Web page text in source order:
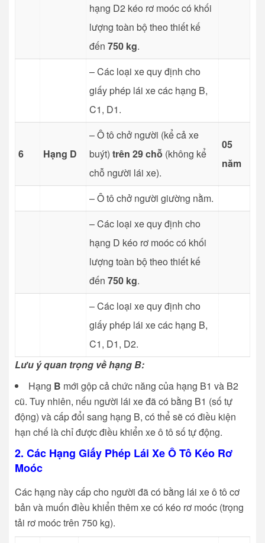
hạng D2 kéo rơ moóc có khối
lượng toàn bộ theo thiết kế
đến 750 kg.
– Các loại xe quy định cho
giấy phép lái xe các hạng B,
C1, D1.
6 Hạng D
– Ô tô chở người (kể cả xe
buýt) trên 29 chỗ (không kể
chỗ người lái xe).
05
năm
– Ô tô chở người giường nằm.
– Các loại xe quy định cho
hạng D kéo rơ moóc có khối
lượng toàn bộ theo thiết kế
đến 750 kg.
– Các loại xe quy định cho
giấy phép lái xe các hạng B,
C1, D1, D2.
Lưu ý quan trọng về hạng B:
Hạng B mới gộp cả chức năng của hạng B1 và B2
cũ. Tuy nhiên, nếu người lái xe đã có bằng B1 (số tự
động) và cấp đổi sang hạng B, có thể sẽ có điều kiện
hạn chế là chỉ được điều khiển xe ô tô số tự động.
2. Các Hạng Giấy Phép Lái Xe Ô Tô Kéo Rơ
Moóc
Các hạng này cấp cho người đã có bằng lái xe ô tô cơ
bản và muốn điều khiển thêm xe có kéo rơ moóc (trọng
tải rơ moóc trên 750 kg).